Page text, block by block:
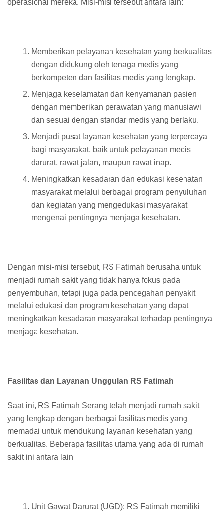
operasional mereka. Misi-misi tersebut antara lain:
Memberikan pelayanan kesehatan yang berkualitas
dengan didukung oleh tenaga medis yang
berkompeten dan fasilitas medis yang lengkap.
Menjaga keselamatan dan kenyamanan pasien
dengan memberikan perawatan yang manusiawi
dan sesuai dengan standar medis yang berlaku.
Menjadi pusat layanan kesehatan yang terpercaya
bagi masyarakat, baik untuk pelayanan medis
darurat, rawat jalan, maupun rawat inap.
Meningkatkan kesadaran dan edukasi kesehatan
masyarakat melalui berbagai program penyuluhan
dan kegiatan yang mengedukasi masyarakat
mengenai pentingnya menjaga kesehatan.
Dengan misi-misi tersebut, RS Fatimah berusaha untuk
menjadi rumah sakit yang tidak hanya fokus pada
penyembuhan, tetapi juga pada pencegahan penyakit
melalui edukasi dan program kesehatan yang dapat
meningkatkan kesadaran masyarakat terhadap pentingnya
menjaga kesehatan.
Fasilitas dan Layanan Unggulan RS Fatimah
Saat ini, RS Fatimah Serang telah menjadi rumah sakit
yang lengkap dengan berbagai fasilitas medis yang
memadai untuk mendukung layanan kesehatan yang
berkualitas. Beberapa fasilitas utama yang ada di rumah
sakit ini antara lain:
Unit Gawat Darurat (UGD): RS Fatimah memiliki